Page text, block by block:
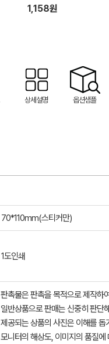
1,158원
상세설명 옵션샘플
70*110mm(스티커만)
1도인쇄
판촉물은 판촉을 목적으로 제작하
일반상품으로 판매는 신중히 판단
제공되는 상품의 사진은 이해를
모니터의 해상도, 이미지의 품질